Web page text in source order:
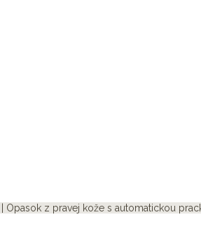
| Opasok z pravej kože s automatickou